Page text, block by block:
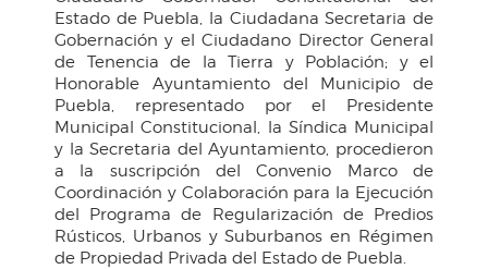
Estado de Puebla, la Ciudadana Secretaria de
Gobernación y el Ciudadano Director General
de Tenencia de la Tierra y Población; y el
Honorable Ayuntamiento del Municipio de
Puebla, representado por el Presidente
Municipal Constitucional, la Síndica Municipal
y la Secretaria del Ayuntamiento, procedieron
a la suscripción del Convenio Marco de
Coordinación y Colaboración para la Ejecución
del Programa de Regularización de Predios
Rústicos, Urbanos y Suburbanos en Régimen
de Propiedad Privada del Estado de Puebla.